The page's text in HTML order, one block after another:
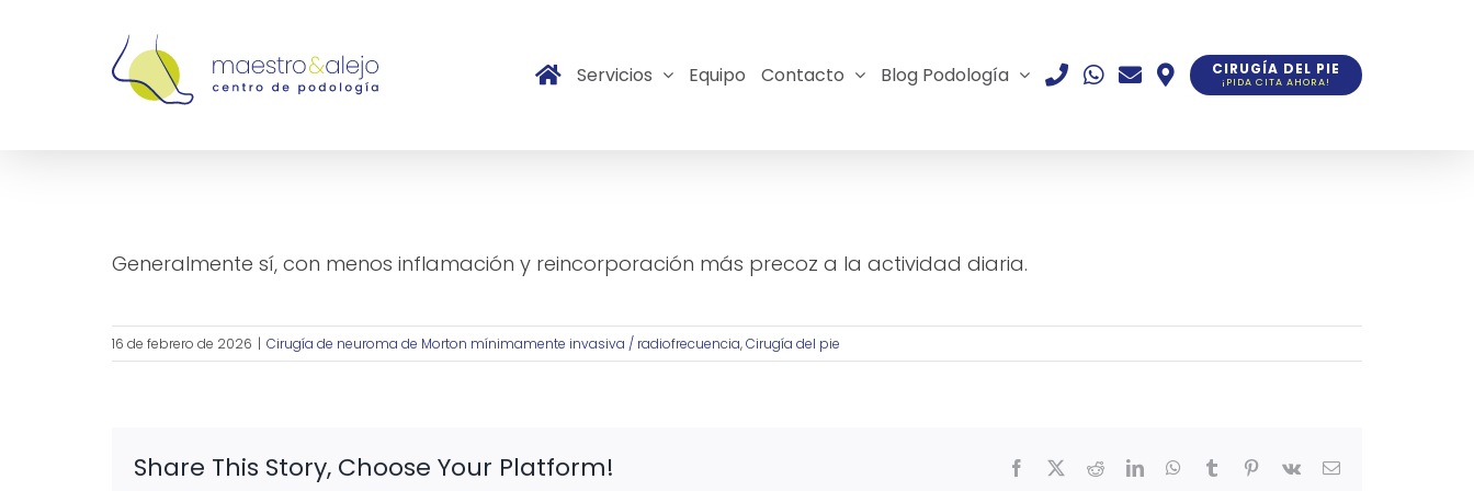
Servicios Equipo Contacto Blog Podología CIRUGÍA DEL PIE
¡PIDA CITA AHORA!
Generalmente sí, con menos inflamación y reincorporación más precoz a la actividad diaria.
16 de febrero de 2026 | Cirugía de neuroma de Morton mínimamente invasiva / radiofrecuencia,Cirugía del pie
Share This Story, Choose Your Platform! Facebook RedditLinkedInWhatsApp
Tumblr Pinterest
Vk
Correo